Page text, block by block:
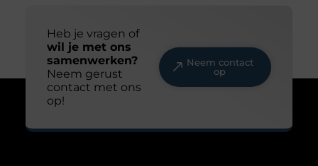
Heb je vragen of
wil je met ons
samenwerken?
Neem gerust
contact met ons
op!
Neem contact
op